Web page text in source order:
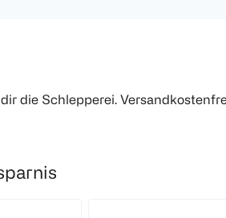
die Schlepperei.